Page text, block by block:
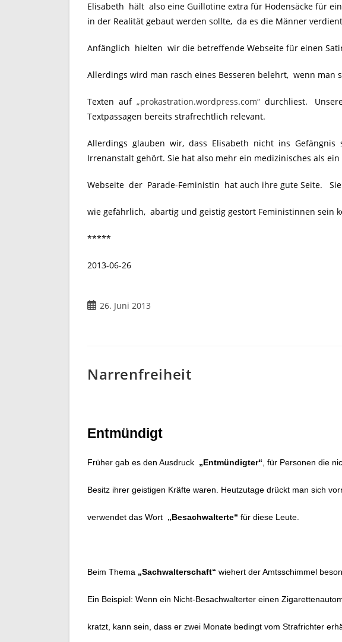
Elisabeth hält also eine Guillotine extra für Hodensäcke für
in der Realität gebaut werden sollte, da es die Männer
Anfänglich hielten wir die betreffende Webseite für einen
Allerdings wird man rasch eines Besseren belehrt, wenn man
Texten auf „prokastration.wordpress.com“ durchliest.
Textpassagen bereits strafrechtlich relevant.
Allerdings glauben wir, dass Elisabeth nicht ins Gefängnis
Irrenanstalt gehört. Sie hat also mehr ein medizinisches als
Webseite der Parade-Feministin hat auch ihre gute Seite.
wie gefährlich, abartig und geistig gestört Feministinnen sein
*****
2013-06-26
Beitrag
26. Juni 2013
Narrenfreiheit
Entmündigt
Früher gab es den Ausdruck „Entmündigter“ , für Personen die
Besitz ihrer geistigen Kräfte waren. Heutzutage drückt man sich
verwendet das Wort „Besachwalterte“ für diese Leute.
Beim Thema „Sachwalterschaft“ wiehert der Amtsschimmel
Ein Beispiel: Wenn ein Nicht-Besachwalterter einen
kratzt, kann sein, dass er zwei Monate bedingt vom Strafrichter